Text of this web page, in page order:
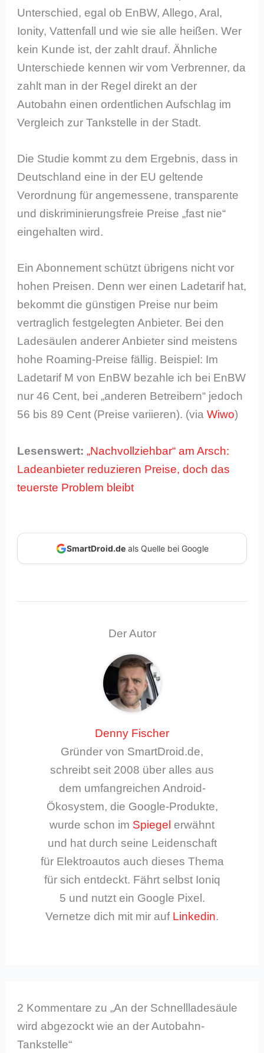
Unterschied, egal ob EnBW, Allego, Aral,
Ionity, Vattenfall und wie sie alle heißen. Wer
kein Kunde ist, der zahlt drauf. Ähnliche
Unterschiede kennen wir vom Verbrenner, da
zahlt man in der Regel direkt an der
Autobahn einen ordentlichen Aufschlag im
Vergleich zur Tankstelle in der Stadt.
Die Studie kommt zu dem Ergebnis, dass in
Deutschland eine in der EU geltende
Verordnung für angemessene, transparente
und diskriminierungsfreie Preise „fast nie“
eingehalten wird.
Ein Abonnement schützt übrigens nicht vor
hohen Preisen. Denn wer einen Ladetarif hat,
bekommt die günstigen Preise nur beim
vertraglich festgelegten Anbieter. Bei den
Ladesäulen anderer Anbieter sind meistens
hohe Roaming-Preise fällig. Beispiel: Im
Ladetarif M von EnBW bezahle ich bei EnBW
nur 46 Cent, bei „anderen Betreibern“ jedoch
56 bis 89 Cent (Preise variieren). (viaWiwo)
Lesenswert: „Nachvollziehbar“ am Arsch:
Ladeanbieter reduzieren Preise, doch das
teuerste Problem bleibt
SmartDroid.deals Quelle bei Google
Der Autor
Denny Fischer
Gründer von SmartDroid.de,
schreibt seit 2008 über alles aus
dem umfangreichen Android-
Ökosystem, die Google-Produkte,
wurde schon im Spiegel erwähnt
und hat durch seine Leidenschaft
für Elektroautos auch dieses Thema
für sich entdeckt. Fährt selbst Ioniq
5 und nutzt ein Google Pixel.
Vernetze dich mit mir auf Linkedin.
2 Kommentare zu „An der Schnellladesäule
wird abgezockt wie an der Autobahn-
Tankstelle“